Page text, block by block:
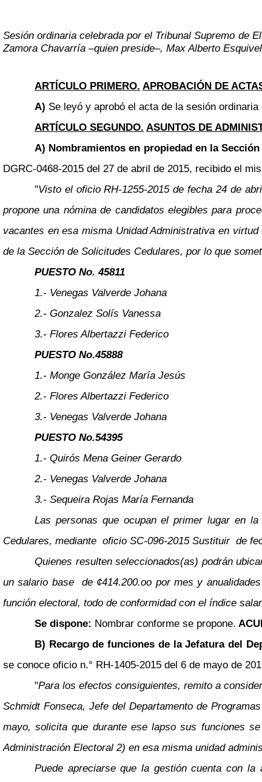
Sesión ordinaria celebrada por el Tribunal Supremo de
Zamora Chavarría –quien preside–, Max Alberto
ARTÍCULO PRIMERO. APROBACIÓN DE
A) Se leyó y aprobó el acta de la sesión ordinaria
ARTÍCULO SEGUNDO. ASUNTOS DE
A) Nombramientos en propiedad en la
DGRC-0468-2015 del 27 de abril de 2015, recibido el
"Visto el oficio RH-1255-2015 de fecha 24 de
propone una nómina de candidatos elegibles para
vacantes en esa misma Unidad Administrativa en
de la Sección de Solicitudes Cedulares, por lo que
PUESTO No. 45811
1.- Venegas Valverde Johana
2.- Gonzalez Solís Vanessa
3.- Flores Albertazzi Federico
PUESTO No.45888
1.- Monge González María Jesús
2.- Flores Albertazzi Federico
3.- Venegas Valverde Johana
PUESTO No.54395
1.- Quirós Mena Geiner Gerardo
2.- Venegas Valverde Johana
3.- Sequeira Rojas María Fernanda
Las personas que ocupan el primer lugar en
Cedulares, mediante oficio SC-096-2015 Sustituir de
Quienes resulten seleccionados(as) podrán
un salario base de ¢414.200.oo por mes y
función electoral, todo de conformidad con el índice
Se dispone: Nombrar conforme se propone.
B) Recargo de funciones de la Jefatura del
se conoce oficio n.° RH-1405-2015 del 6 de mayo de
"Para los efectos consiguientes, remito a
Schmidt Fonseca, Jefe del Departamento de
mayo, solicita que durante ese lapso sus funciones
Administración Electoral 2) en esa misma unidad
Puede apreciarse que la gestión cuenta con